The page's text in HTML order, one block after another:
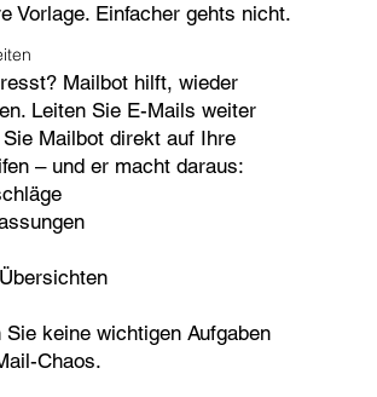
Vorlage. Einfacher gehts nicht.
Mailbot hilft, wieder
Leiten Sie E-Mails weiter
Mailbot direkt auf Ihre
– und er macht daraus:
keine wichtigen Aufgaben
Chaos.